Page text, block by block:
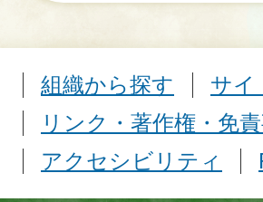
組織から探す
サイ
リンク・著作権・免
アクセシビリティ